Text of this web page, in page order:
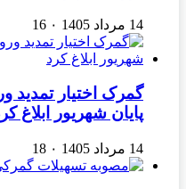
14 مرداد 1405 ۰ 16
گمرک اختیار تمدید
پایان شهریور ابلاغ
14 مرداد 1405 ۰ 18